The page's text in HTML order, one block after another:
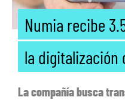
Numia recibe
la digitalización
La compañía busca